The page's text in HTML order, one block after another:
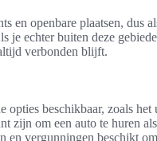
en openbare plaatsen, dus
echter buiten deze
verbonden blijft.
beschikbaar, zoals het
zijn om een auto te huren
vergunningen beschikt